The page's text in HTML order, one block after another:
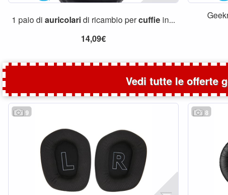
1 paio di auricolaridi ricambio percuffiein...
14,09€
Vedi tutte le offerte
9 8